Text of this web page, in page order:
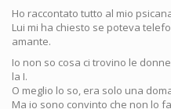
Ho raccontato tutto al mio
Lui mi ha chiesto se poteva
amante.
Io non so cosa ci trovino le
la I.
O meglio lo so, era solo una
Ma io sono convinto che non lo